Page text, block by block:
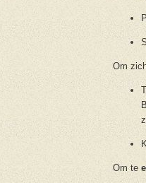
Om
Om te